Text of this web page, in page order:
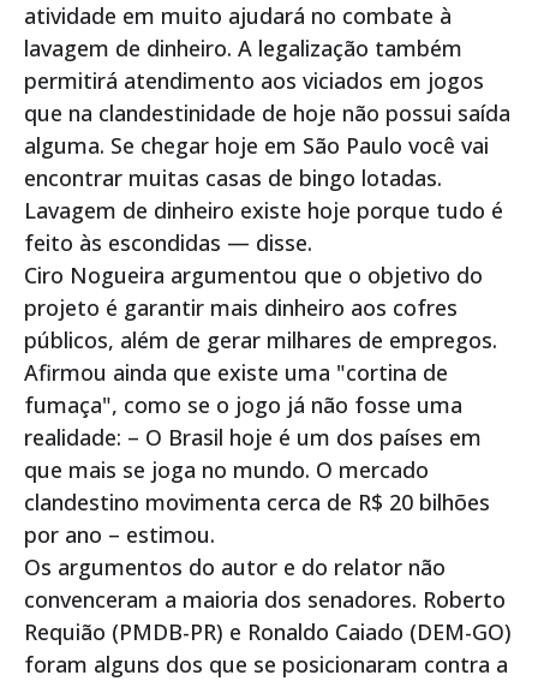
atividade em muito ajudará no combate à
lavagem de dinheiro. A legalização também
permitirá atendimento aos viciados em jogos
que na clandestinidade de hoje não possui saída
alguma. Se chegar hoje em São Paulo você vai
encontrar muitas casas de bingo lotadas.
Lavagem de dinheiro existe hoje porque tudo é
feito às escondidas — disse.
Ciro Nogueira argumentou que o objetivo do
projeto é garantir mais dinheiro aos cofres
públicos, além de gerar milhares de empregos.
Afirmou ainda que existe uma "cortina de
fumaça", como se o jogo já não fosse uma
realidade: – O Brasil hoje é um dos países em
que mais se joga no mundo. O mercado
clandestino movimenta cerca de R$ 20 bilhões
por ano – estimou.
Os argumentos do autor e do relator não
convenceram a maioria dos senadores. Roberto
Requião (PMDB-PR) e Ronaldo Caiado (DEM-GO)
foram alguns dos que se posicionaram contra a